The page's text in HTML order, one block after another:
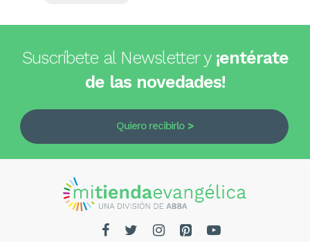
Suscríbete al Newsletter y ¡entérate
de las novedades!
Quiero recibirlo